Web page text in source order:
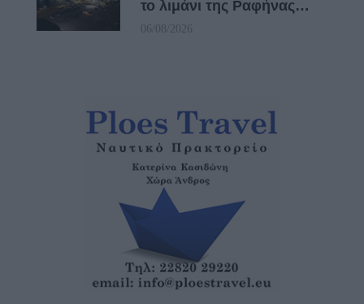
το λιμάνι της Ραφήνας…
06/08/2026